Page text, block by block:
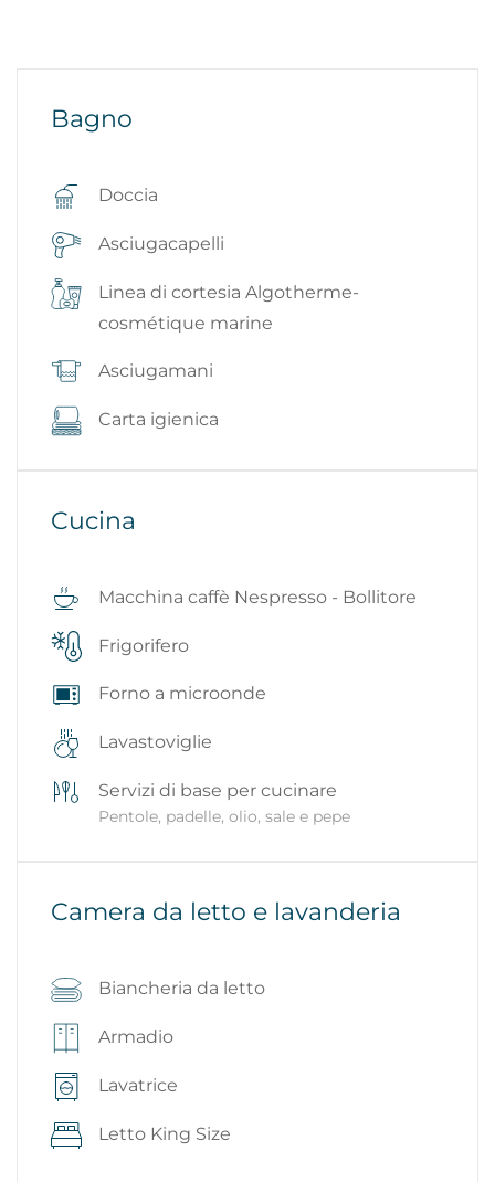
Bagno
Doccia
Asciugacapelli
Linea di cortesia Algotherme-
cosmétique marine
Asciugamani
Carta igienica
Cucina
Macchina caffè Nespresso - Bollitore
Frigorifero
Forno a microonde
Lavastoviglie
Servizi di base per cucinare
Pentole, padelle, olio, sale e pepe
Camera da letto e lavanderia
Biancheria da letto
Armadio
Lavatrice
Letto King Size